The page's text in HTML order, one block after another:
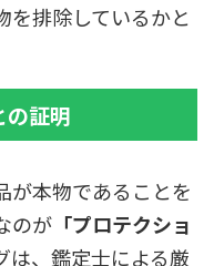
を排除しているかと
の証明
が本物であることを
のが 「プロテクショ
は、鑑定士による厳